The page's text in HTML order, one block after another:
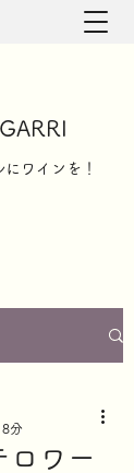
ワインを！
ロワー
分